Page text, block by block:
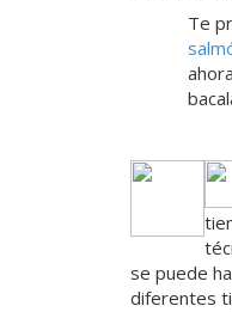
Te
se puede
diferentes